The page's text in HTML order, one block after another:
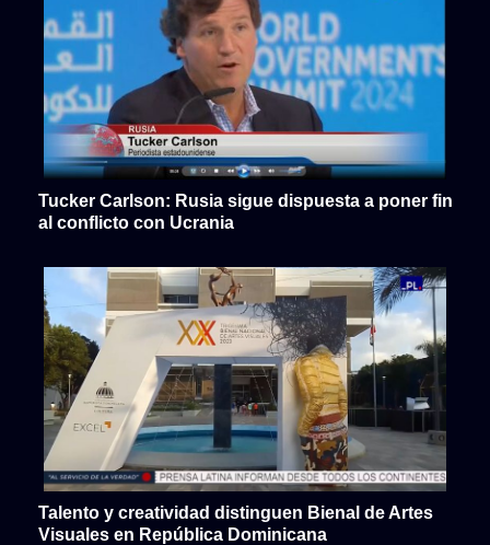
Tucker Carlson: Rusia sigue dispuesta a poner fin
al conflicto con Ucrania
Talento y creatividad distinguen Bienal de Artes
Visuales en República Dominicana